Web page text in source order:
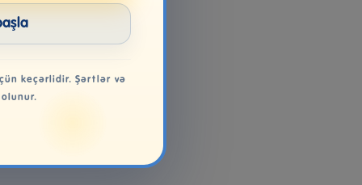
keçərlidir. Şərtlər və